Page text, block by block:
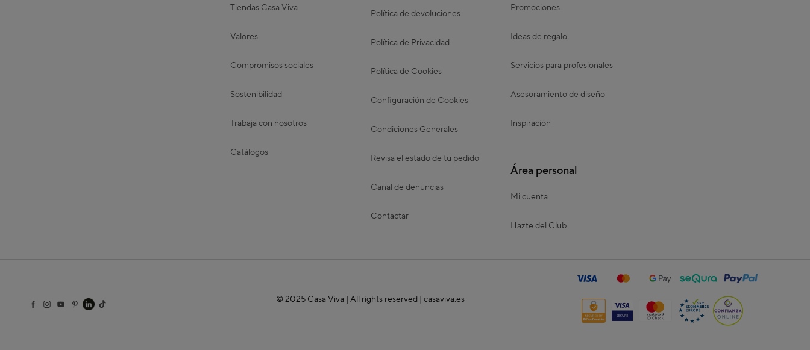
Tiendas Casa Viva
Valores
Compromisos sociales
Sostenibilidad
Trabaja con nosotros
Catálogos
Política de devoluciones
Política de Privacidad
Política de Cookies
Configuración de Cookies
Condiciones Generales
Revisa el estado de tu pedido
Canal de denuncias
Contactar
Promociones
Ideas de regalo
Servicios para profesionales
Asesoramiento de diseño
Inspiración
Área personal
Mi cuenta
Hazte del Club
© 2025 Casa Viva | All rights reserved | casaviva.es